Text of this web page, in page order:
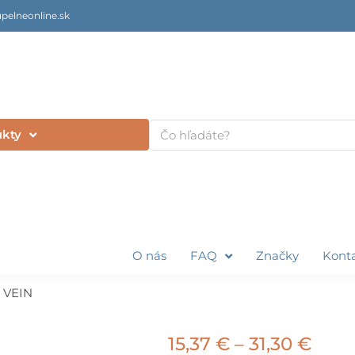
Vyhľadať
O nás FAQ Značky
15,37 € – 31,30 €Price